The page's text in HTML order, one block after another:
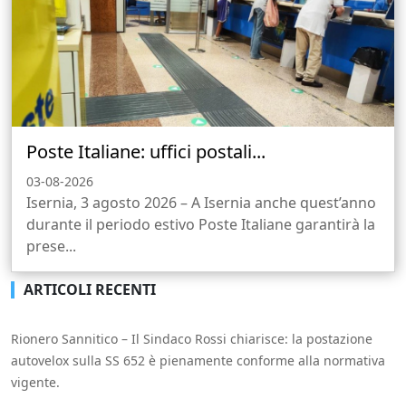
Poste Italiane: uffici postali...
03-08-2026
Isernia, 3 agosto 2026 – A Isernia anche quest’anno
durante il periodo estivo Poste Italiane garantirà la
prese...
ARTICOLI RECENTI
Rionero Sannitico – Il Sindaco Rossi chiarisce: la postazione
autovelox sulla SS 652 è pienamente conforme alla normativa
vigente.